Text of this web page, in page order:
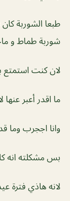
طبعا الشوربة
شوربة طماط و
لان كنت استمتع
ما اقدر أعبر
وانا اججرب وما
بس مشكلته انه
لانه هاذي فترة